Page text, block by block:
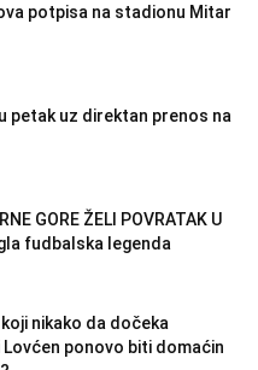
potpisa na stadionu Mitar
petak uz direktan prenos na
GORE ŽELI POVRATAK U
fudbalska legenda
nikako da dočeka
ponovo biti domaćin